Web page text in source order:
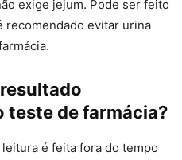
exige jejum. Pode ser feito
recomendado evitar urina
teste de farmácia?
é feita fora do tempo